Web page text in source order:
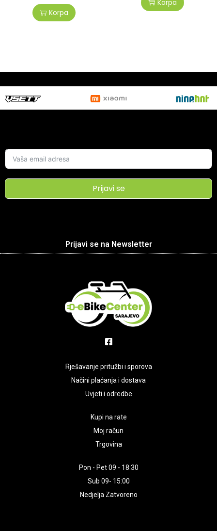
Korpa
Korpa
Prijavi se
Prijavi se na Newsletter
Rješavanje pritužbi i sporova
Načini plaćanja i dostava
Uvjeti i odredbe
Kupi na rate
Moj račun
Trgovina
Pon - Pet 09 - 18:30
Sub 09- 15:00
Nedjelja Zatvoreno